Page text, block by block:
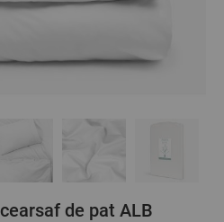
de pat ALB